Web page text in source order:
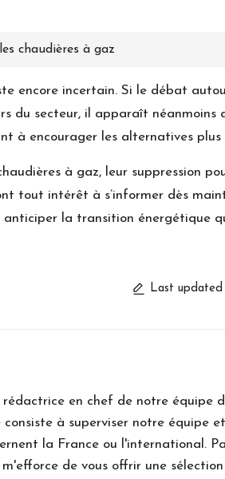
chaudières à gaz
encore incertain. Si le débat
du secteur, il apparaît néanmoins
à encourager les alternatives plus
à gaz, leur suppression
tout intérêt à s’informer dès
la transition énergétique
Last
rédactrice en chef de notre équipe
à superviser notre équipe
la France ou l'international.
de vous offrir une sélection